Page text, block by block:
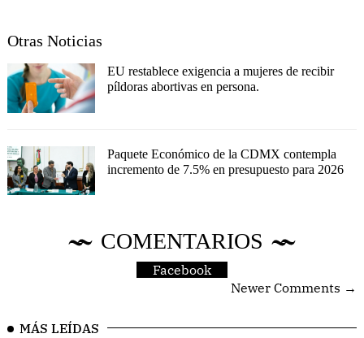
Otras Noticias
EU restablece exigencia a mujeres de recibir
píldoras abortivas en persona.
Paquete Económico de la CDMX contempla
incremento de 7.5% en presupuesto para 2026
COMENTARIOS
Facebook
Newer Comments →
MÁS LEÍDAS